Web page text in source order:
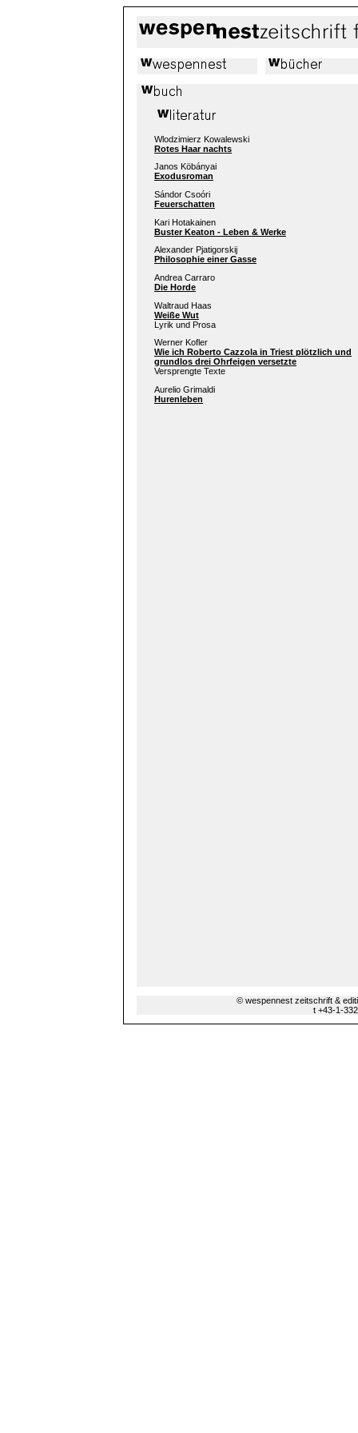
Wlodzimierz Kowalewski
Rotes Haar nachts
Janos Köbányai
Exodusroman
Sándor Csoóri
Feuerschatten
Kari Hotakainen
Buster Keaton - Leben & Werke
Alexander Pjatigorskij
Philosophie einer Gasse
Andrea Carraro
Die Horde
Waltraud Haas
Weiße Wut
Lyrik und Prosa
Werner Kofler
Wie ich Roberto Cazzola in Triest plötzlich und
grundlos drei Ohrfeigen versetzte
Versprengte Texte
Aurelio Grimaldi
Hurenleben
© wespennest zeitschrift &
t +43-1-